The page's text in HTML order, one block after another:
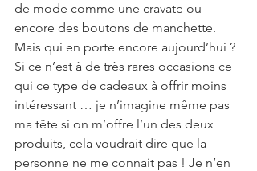
de mode comme une cravate ou
encore des boutons de manchette.
Mais qui en porte encore aujourd’hui ?
Si ce n’est à de très rares occasions ce
qui ce type de cadeaux à offrir moins
intéressant … je n’imagine même pas
ma tête si on m’offre l’un des deux
produits, cela voudrait dire que la
personne ne me connait pas ! Je n’en